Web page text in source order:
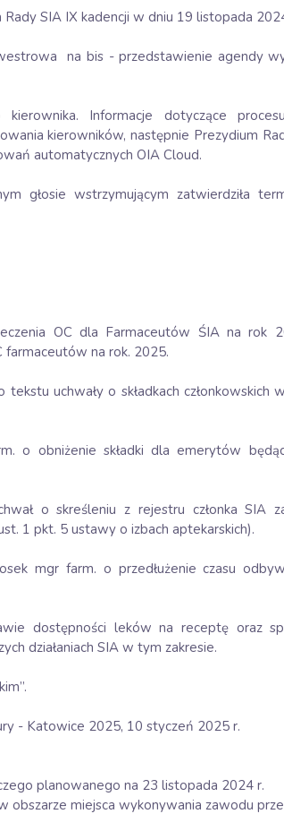
Rady SIA IX kadencji w dniu 19 listopada
na bis - przedstawienie agendy
Informacje dotyczące
kierowników, następnie Prezydium
automatycznych OIA Cloud.
głosie wstrzymującym zatwierdziła
OC dla Farmaceutów ŚIA na rok
farmaceutów na rok. 2025.
uchwały o składkach członkowskich
o obniżenie składki dla emerytów
o skreśleniu z rejestru członka SIA
1 pkt. 5 ustawy o izbach aptekarskich).
mgr farm. o przedłużenie czasu
dostępności leków na receptę oraz
działaniach SIA w tym zakresie.
- Katowice 2025, 10 styczeń 2025 r.
planowanego na 23 listopada 2024 r.
obszarze miejsca wykonywania zawodu